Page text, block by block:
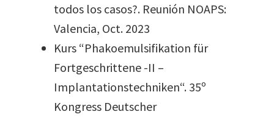
todos los casos?. Reunión NOAPS:
Valencia, Oct. 2023
Kurs “Phakoemulsifikation für
Fortgeschrittene -II –
Implantationstechniken“. 35º
Kongress Deutscher